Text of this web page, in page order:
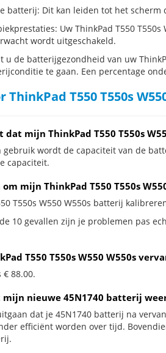
batterij: Dit kan leiden tot het
Uw ThinkPad T550
wordt uitgeschakeld.
u de batterijgezondheid van uw
te gaan. Een percentage
ThinkPad T550 T550s
dat mijn ThinkPad T550 T550s
gebruik wordt de capaciteit van de
capaciteit.
mijn ThinkPad T550 T550s
T550s W550 W550s batterij
10 gevallen zijn je problemen pas
T550 T550s W550 W550s
88.00.
mijn nieuwe 45N1740 batterij
dat je 45N1740 batterij na
efficiënt worden over tijd.